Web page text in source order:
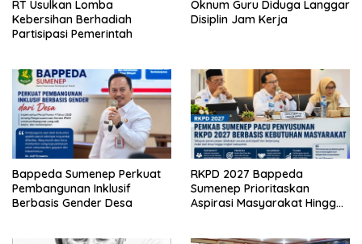
RT Usulkan Lomba
Kebersihan Berhadiah
Partisipasi Pemerintah
Oknum Guru Diduga Langgar
Disiplin Jam Kerja
Bappeda Sumenep Perkuat
Pembangunan Inklusif
Berbasis Gender Desa
RKPD 2027 Bappeda
Sumenep Prioritaskan
Aspirasi Masyarakat Hingga